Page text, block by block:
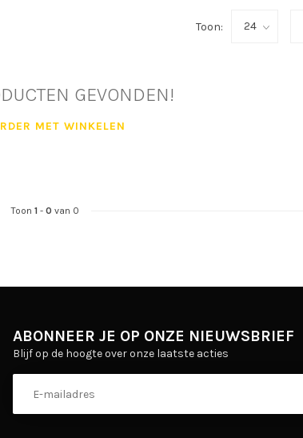
Toon:
GEVONDEN!
MET WINKELEN
Toon 1- 0 van 0
ABONNEER JE OP ONZE NIEUWSBRIEF
Blijf op de hoogte over onze laatste acties